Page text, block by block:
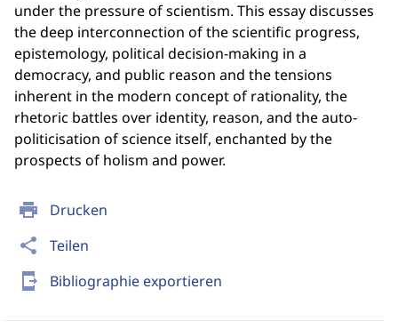
print Drucken
share Teilen
send_to_mobile Bibliographie exportieren
under the pressure of scientism. This essay discusses
the deep interconnection of the scientific progress,
epistemology, political decision-making in a
democracy, and public reason and the tensions
inherent in the modern concept of rationality, the
rhetoric battles over identity, reason, and the auto-
politicisation of science itself, enchanted by the
prospects of holism and power.